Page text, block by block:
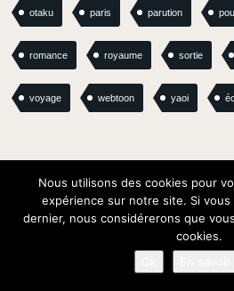
otaku paris parution
romance royaume sortie
voyage webtoon yaoi
Nous utilisons des cookies pour
expérience sur notre site. Si
dernier, nous considérerons que
cookies.